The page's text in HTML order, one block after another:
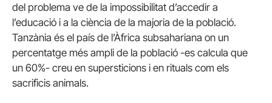
del problema ve de la impossibilitat d’accedir a
l’educació i a la ciència de la majoria de la població.
Tanzània és el país de l’Àfrica subsahariana on un
percentatge més ampli de la població -es calcula que
un 60%- creu en supersticions i en rituals com els
sacrificis animals.